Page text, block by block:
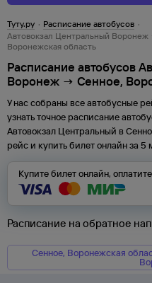
Туту.ру · Расписание автобусов ·
Автовокзал Центральный
Воронежская область
Расписание автобусов
Воронеж → Сенное,
У нас собраны все автобусные
узнать точное расписание
Автовокзал Центральный в
рейс и купить билет онлайн за 5
Купите билет онлайн,
Расписание на обратное
Сенное, Воронежская